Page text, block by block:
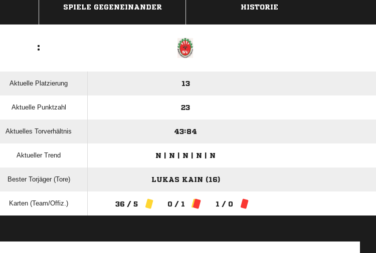
SPIELE GEGENEINANDER HISTORIE
:
Aktuelle Platzierung 13
Aktuelle Punktzahl 23
Aktuelles Torverhältnis 43:84
Aktueller Trend N | N | N | N | N
Bester Torjäger (Tore) LUKAS KAIN (16)
Karten (Team/Offiz.) 36 / 5 0 / 1 1 / 0